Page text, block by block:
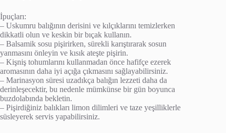
İpuçları:
– Uskumru balığının derisini ve kılçıklarını temizlerken
dikkatli olun ve keskin bir bıçak kullanın.
– Balsamik sosu pişirirken, sürekli karıştırarak sosun
yanmasını önleyin ve kısık ateşte pişirin.
– Kişniş tohumlarını kullanmadan önce hafifçe ezerek
aromasının daha iyi açığa çıkmasını sağlayabilirsiniz.
– Marinasyon süresi uzadıkça balığın lezzeti daha da
derinleşecektir, bu nedenle mümkünse bir gün boyunca
buzdolabında bekletin.
– Pişirdiğiniz balıkları limon dilimleri ve taze yeşilliklerle
süsleyerek servis yapabilirsiniz.